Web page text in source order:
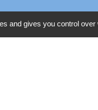
and gives you control